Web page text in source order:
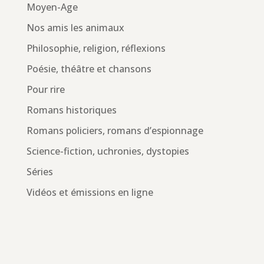
Moyen-Age
Nos amis les animaux
Philosophie, religion, réflexions
Poésie, théâtre et chansons
Pour rire
Romans historiques
Romans policiers, romans d’espionnage
Science-fiction, uchronies, dystopies
Séries
Vidéos et émissions en ligne